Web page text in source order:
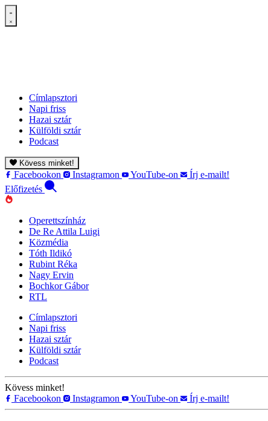
Címlapsztori
Napi friss
Hazai sztár
Külföldi sztár
Podcast
Kövess minket!
Facebookon Instagramon YouTube-on
Írj e-mailt!
Előfizetés
Operettszínház
De Re Attila Luigi
Közmédia
Tóth Ildikó
Rubint Réka
Nagy Ervin
Bochkor Gábor
RTL
Címlapsztori
Napi friss
Hazai sztár
Külföldi sztár
Podcast
Kövess minket!
Facebookon
Instagramon YouTube-on Írj e-mailt!